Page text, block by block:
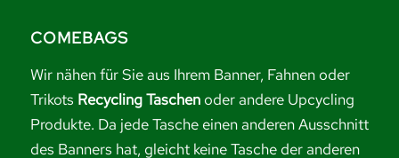
COMEBAGS
Wir nähen für Sie aus Ihrem Banner, Fahnen oder
Trikots Recycling Taschenoder andere Upcycling
Produkte. Da jede Tasche einen anderen Ausschnitt
des Banners hat, gleicht keine Tasche der anderen